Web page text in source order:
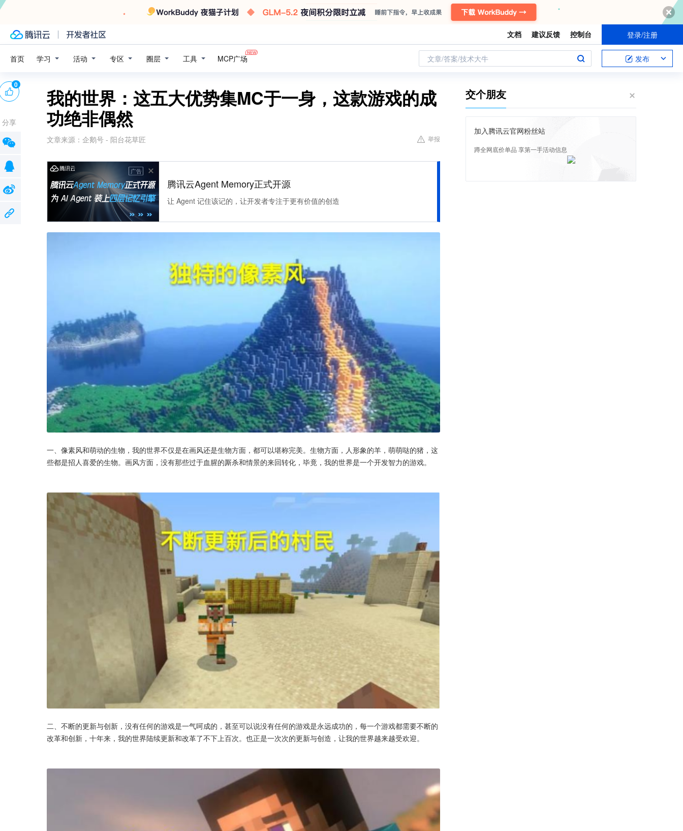
文档 建议反馈 控制台 登录/注册
首页 学习 活动 专区 圈层 工具 MCP广场 文章/答案/技术大牛 发布
我的世界：这五大优势集MC于一身，这款游戏的成
功绝非偶然
文章来源： 企鹅号 - 阳台花草匠 举报
广告
腾讯云Agent Memory正式开源
让 Agent 记住该记的，让开发者专注于更有价值的创造
一、像素风和萌动的生物，我的世界不仅是在画风还是生物方面，都可以堪称完美。生物方面，人形象的羊，萌萌哒的猪，这
些都是招人喜爱的生物。画风方面，没有那些过于血腥的厮杀和情景的来回转化，毕竟，我的世界是一个开发智力的游戏。
二、不断的更新与创新，没有任何的游戏是一气呵成的，甚至可以说没有任何的游戏是永远成功的，每一个游戏都需要不断的
改革和创新，十年来，我的世界陆续更新和改革了不下上百次。也正是一次次的更新与创造，让我的世界越来越受欢迎。
0
分享
交个朋友
加入腾讯云官网粉丝站
蹲全网底价单品 享第一手活动信息